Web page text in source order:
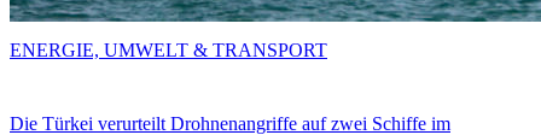
Die Türkei verurteilt Drohnenangriffe auf zwei Schiffe im
ENERGIE, UMWELT & TRANSPORT